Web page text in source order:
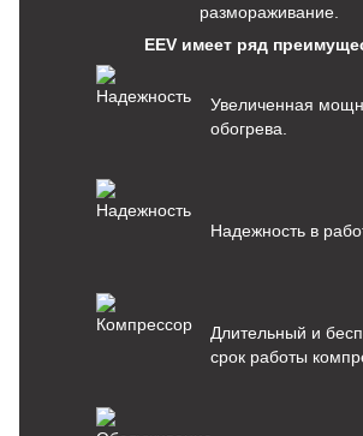
размораживание.
EEV имеет ряд
Увеличенная
обогрева.
Надежность в
Длительный и
срок работы